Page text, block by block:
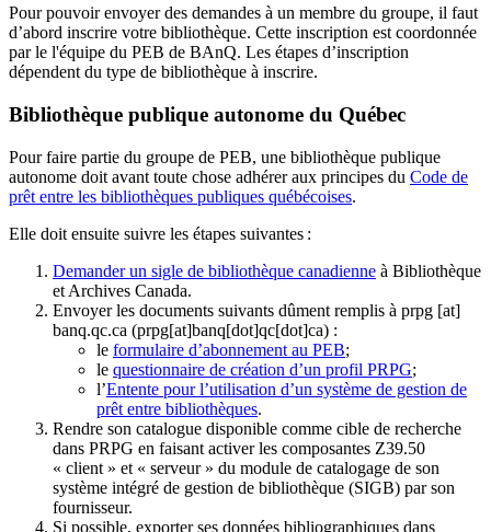
Pour pouvoir envoyer des demandes à un membre du groupe, il faut
d’abord inscrire votre bibliothèque. Cette inscription est coordonnée
par le l'équipe du PEB de BAnQ. Les étapes d’inscription
dépendent du type de bibliothèque à inscrire.
Bibliothèque publique autonome du Québec
Pour faire partie du groupe de PEB, une bibliothèque publique
autonome doit avant toute chose adhérer aux principes du Code de
prêt entre les bibliothèques publiques québécoises.
Elle doit ensuite suivre les étapes suivantes :
Demander un sigle de bibliothèque canadienne à Bibliothèque
et Archives Canada.
Envoyer les documents suivants dûment remplis à prpg [at]
banq.qc.ca (prpg[at]banq[dot]qc[dot]ca) :
le formulaire d’abonnement au PEB;
le questionnaire de création d’un profil PRPG;
l’Entente pour l’utilisation d’un système de gestion de
prêt entre bibliothèques.
Rendre son catalogue disponible comme cible de recherche
dans PRPG en faisant activer les composantes Z39.50
« client » et « serveur » du module de catalogage de son
système intégré de gestion de bibliothèque (SIGB) par son
fournisseur.
Si possible, exporter ses données bibliographiques dans